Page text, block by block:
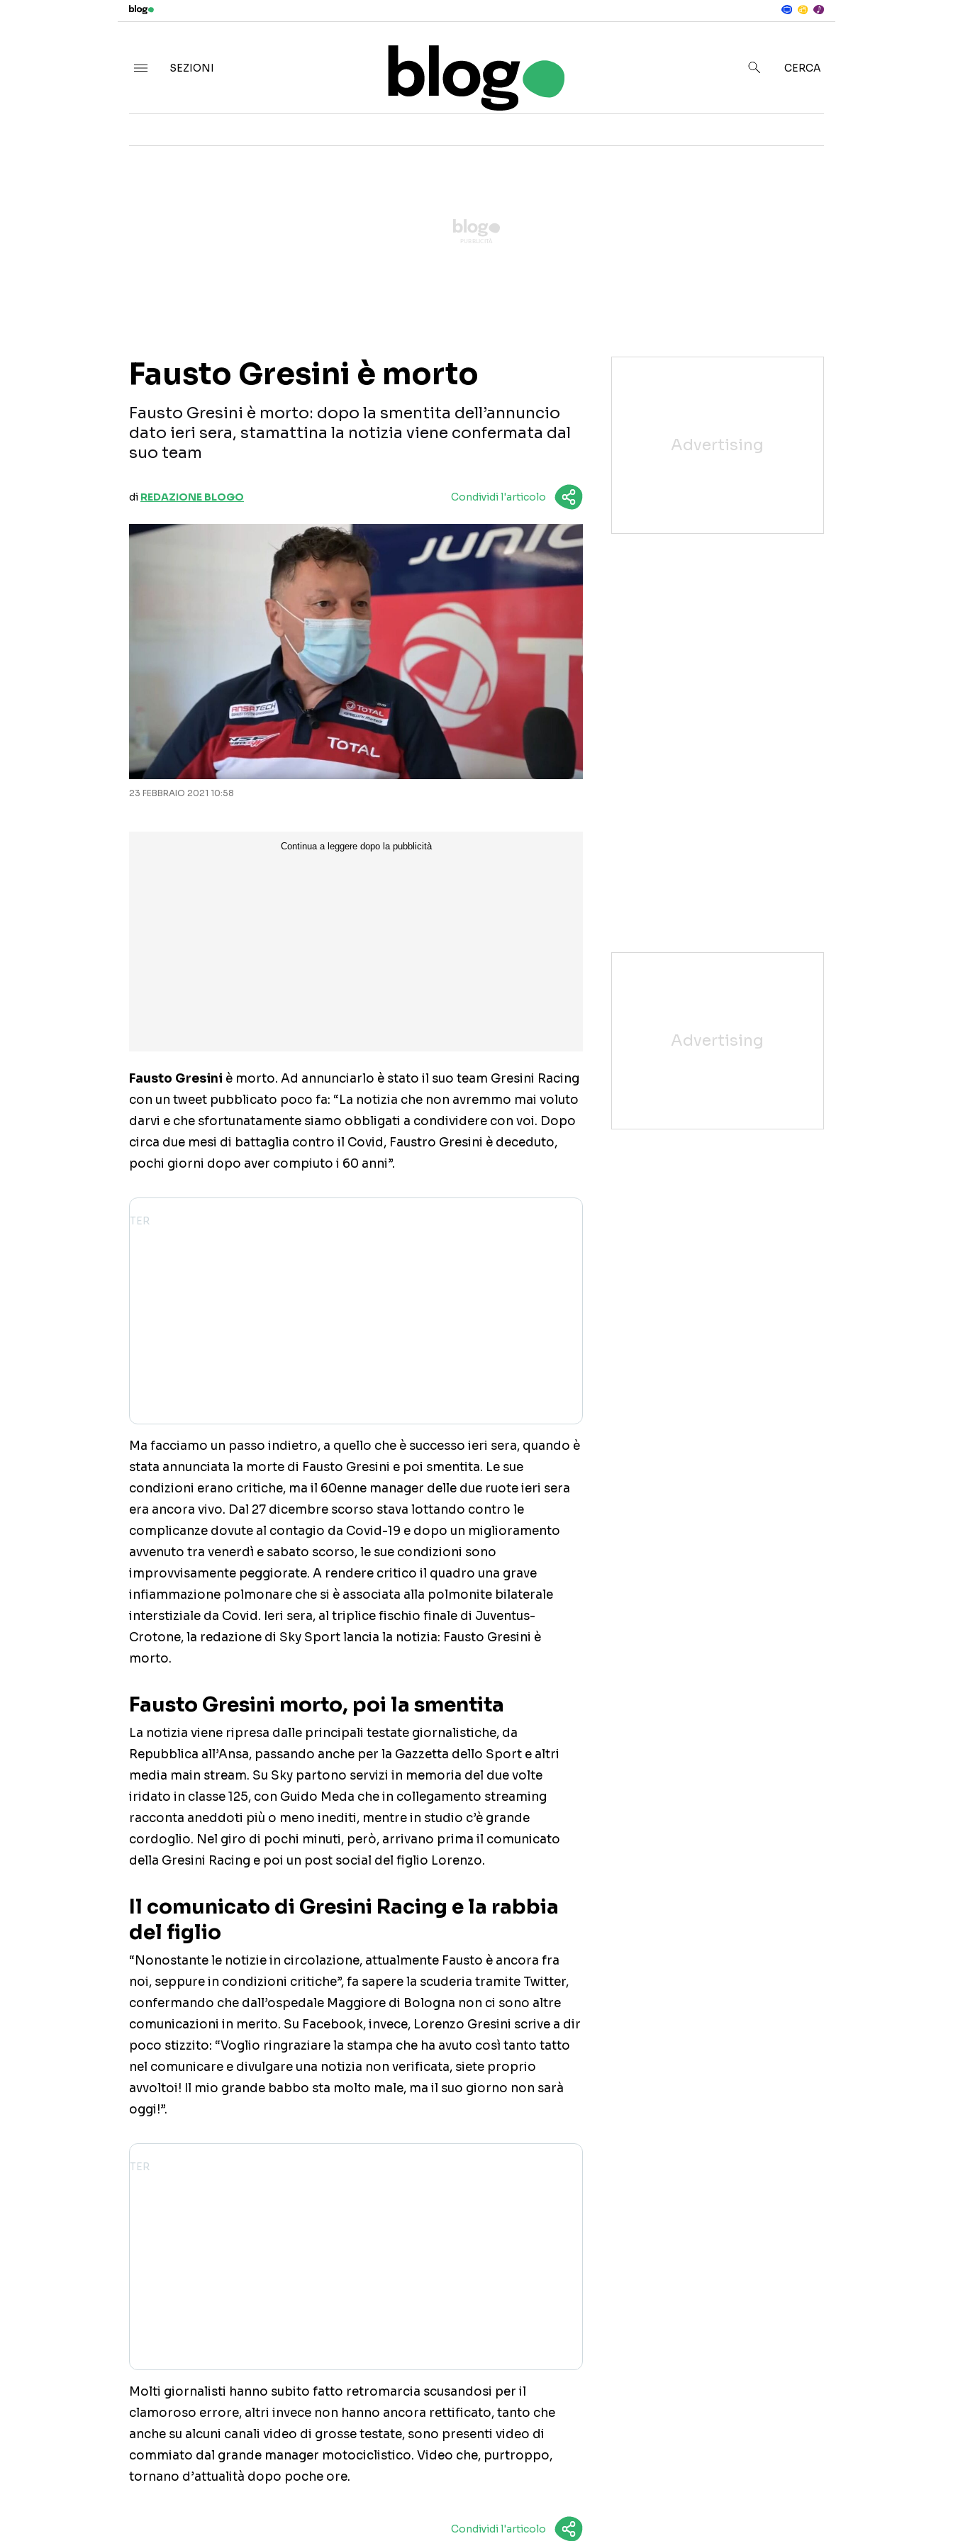
SEZIONI
CERCA
Fausto Gresini è morto
Fausto Gresini è morto: dopo la smentita dell’annuncio
dato ieri sera, stamattina la notizia viene confermata dal
suo team
di REDAZIONE BLOGO Condividi l'articolo
23 FEBBRAIO 2021 10:58
Fausto Gresini è morto. Ad annunciarlo è stato il suo team Gresini Racing
con un tweet pubblicato poco fa: “La notizia che non avremmo mai voluto
darvi e che sfortunatamente siamo obbligati a condividere con voi. Dopo
circa due mesi di battaglia contro il Covid, Faustro Gresini è deceduto,
pochi giorni dopo aver compiuto i 60 anni”.
Ma facciamo un passo indietro, a quello che è successo ieri sera, quando è
stata annunciata la morte di Fausto Gresini e poi smentita. Le sue
condizioni erano critiche, ma il 60enne manager delle due ruote ieri sera
era ancora vivo. Dal 27 dicembre scorso stava lottando contro le
complicanze dovute al contagio da Covid-19 e dopo un miglioramento
avvenuto tra venerdì e sabato scorso, le sue condizioni sono
improvvisamente peggiorate. A rendere critico il quadro una grave
infiammazione polmonare che si è associata alla polmonite bilaterale
interstiziale da Covid. Ieri sera, al triplice fischio finale di Juventus-
Crotone, la redazione di Sky Sport lancia la notizia: Fausto Gresini è
morto.
Fausto Gresini morto, poi la smentita
La notizia viene ripresa dalle principali testate giornalistiche, da
Repubblica all’Ansa, passando anche per la Gazzetta dello Sport e altri
media main stream. Su Sky partono servizi in memoria del due volte
iridato in classe 125, con Guido Meda che in collegamento streaming
racconta aneddoti più o meno inediti, mentre in studio c’è grande
cordoglio. Nel giro di pochi minuti, però, arrivano prima il comunicato
della Gresini Racing e poi un post social del figlio Lorenzo.
Il comunicato di Gresini Racing e la rabbia
del figlio
“Nonostante le notizie in circolazione, attualmente Fausto è ancora fra
noi, seppure in condizioni critiche”, fa sapere la scuderia tramite Twitter,
confermando che dall’ospedale Maggiore di Bologna non ci sono altre
comunicazioni in merito. Su Facebook, invece, Lorenzo Gresini scrive a dir
poco stizzito: “Voglio ringraziare la stampa che ha avuto così tanto tatto
nel comunicare e divulgare una notizia non verificata, siete proprio
avvoltoi! Il mio grande babbo sta molto male, ma il suo giorno non sarà
oggi!”.
Molti giornalisti hanno subito fatto retromarcia scusandosi per il
clamoroso errore, altri invece non hanno ancora rettificato, tanto che
anche su alcuni canali video di grosse testate, sono presenti video di
commiato dal grande manager motociclistico. Video che, purtroppo,
tornano d’attualità dopo poche ore.
Condividi l'articolo